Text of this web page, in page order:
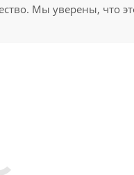
Мы уверены, что